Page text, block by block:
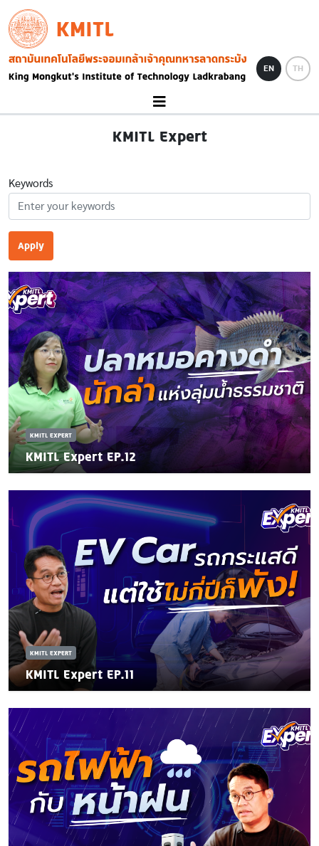
Skip to main content
KMITL
Image
EN TH
KMITL Expert
Keywords
Apply
KMITL EXPERT
KMITL Expert EP.12
KMITL EXPERT
KMITL Expert EP.11